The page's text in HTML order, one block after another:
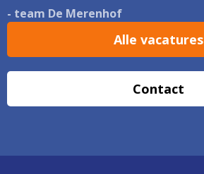
- team De Merenhof
Alle vacatures
Contact